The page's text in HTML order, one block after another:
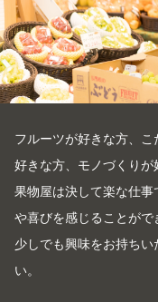
フルーツが好きな方、
好きな方、モノづくり
果物屋は決して楽な仕
や喜びを感じることがで
少しでも興味をお持ち
い。